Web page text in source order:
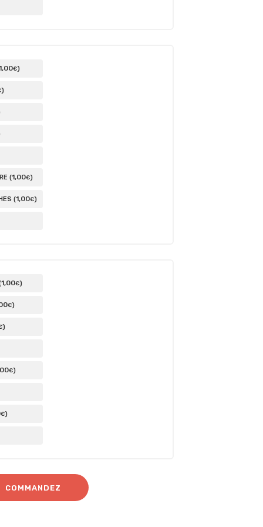
,00€)
)
(1,00€)
(1,00€)
1,00€)
€)
)
€)
€)
COMMANDEZ